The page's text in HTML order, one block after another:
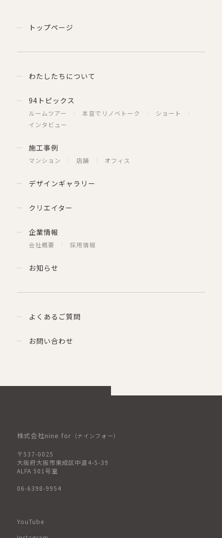
トップページ
わたしたちについて
94トピックス
ルームツアー 本音でリノベトーク
ショート
インタビュー
施工事例
マンション 店舗 オフィス
デザインギャラリー
クリエイター
企業情報
会社概要 採用情報
お知らせ
よくあるご質問
お問い合わせ
株式会社nine for （ナインフォー）
〒537-0025
大阪府大阪市東成区中道4-5-39
ALFA 501号室
06-6398-9954
YouTube